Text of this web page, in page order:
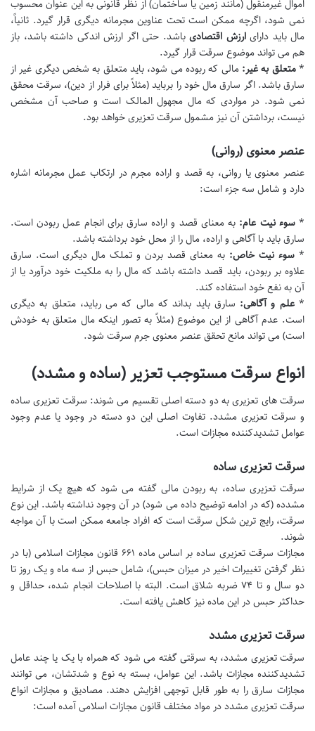
اموال غیرمنقول (مانند زمین یا ساختمان) از نظر قانونی به این عنوان محسوب
نمی شود، اگرچه ممکن است تحت عناوین مجرمانه دیگری قرار گیرد. ثانیاً،
مال باید دارایارزش اقتصادی باشد. حتی اگر ارزش اندکی داشته باشد، باز
هم می تواند موضوع سرقت قرار گیرد.
*متعلق به غیر: مالی که ربوده می شود، باید متعلق به شخص دیگری غیر از
سارق باشد. اگر سارق مال خود را برباید (مثلاً برای فرار از دین)، سرقت محقق
نمی شود. در مواردی که مال مجهول المالک است و صاحب آن مشخص
نیست، برداشتن آن نیز مشمول سرقت تعزیری خواهد بود.
عنصر معنوی (روانی)
عنصر معنوی یا روانی، به قصد و اراده مجرم در ارتکاب عمل مجرمانه اشاره
دارد و شامل سه جزء است:
*سوء نیت عام: به معنای قصد و اراده سارق برای انجام عمل ربودن است.
سارق باید با آگاهی و اراده، مال را از محل خود برداشته باشد.
* سوء نیت خاص: به معنای قصد بردن و تملک مال دیگری است. سارق
علاوه بر ربودن، باید قصد داشته باشد که مال را به ملکیت خود درآورد یا از
آن به نفع خود استفاده کند.
*علم و آگاهی: سارق باید بداند که مالی که می رباید، متعلق به دیگری
است. عدم آگاهی از این موضوع (مثلاً به تصور اینکه مال متعلق به خودش
است) می تواند مانع تحقق عنصر معنوی جرم سرقت شود.
انواع سرقت مستوجب تعزیر (ساده و مشدد)
سرقت های تعزیری به دو دسته اصلی تقسیم می شوند: سرقت تعزیری ساده
و سرقت تعزیری مشدد. تفاوت اصلی این دو دسته در وجود یا عدم وجود
عوامل تشدیدکننده مجازات است.
سرقت تعزیری ساده
سرقت تعزیری ساده، به ربودن مالی گفته می شود که هیچ یک از شرایط
مشدده (که در ادامه توضیح داده می شود) در آن وجود نداشته باشد. این نوع
سرقت، رایج ترین شکل سرقت است که افراد جامعه ممکن است با آن مواجه
شوند.
مجازات سرقت تعزیری ساده بر اساس ماده ۶۶۱ قانون مجازات اسلامی (با در
نظر گرفتن تغییرات اخیر در میزان حبس)، شامل حبس از سه ماه و یک روز تا
دو سال و تا ۷۴ ضربه شلاق است. البته با اصلاحات انجام شده، حداقل و
حداکثر حبس در این ماده نیز کاهش یافته است.
سرقت تعزیری مشدد
سرقت تعزیری مشدد، به سرقتی گفته می شود که همراه با یک یا چند عامل
تشدیدکننده مجازات باشد. این عوامل، بسته به نوع و شدتشان، می توانند
مجازات سارق را به طور قابل توجهی افزایش دهند. مصادیق و مجازات انواع
سرقت تعزیری مشدد در مواد مختلف قانون مجازات اسلامی آمده است: